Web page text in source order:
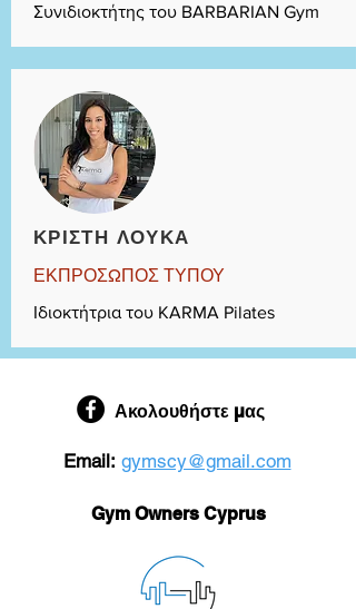
Συνιδιοκτήτης του BARBARIAN Gym
ΚΡΙΣΤΗ ΛΟΥΚΑ
ΕΚΠΡΟΣΩΠΟΣ ΤΥΠΟΥ
Ιδιοκτήτρια του KARMA Pilates
Ακολουθήστε μας
Email: gymscy@gmail.com
Gym Owners Cyprus